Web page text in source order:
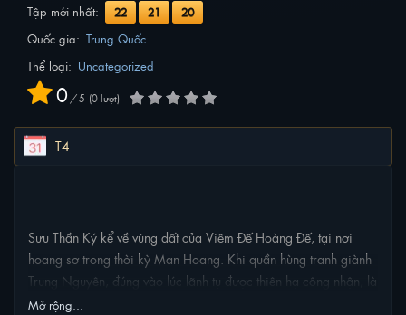
Tập mới nhất: 22 21 20
Quốc gia: Trung Quốc
Thể loại: Uncategorized
0 / 5 0lượt
T4
Sưu Thần Ký kể về vùng đất của Viêm Đế Hoàng Đế, tại nơi
hoang sơ trong thời kỳ Man Hoang. Khi quần hùng tranh giành
Trung Nguyên, đúng vào lúc lãnh tụ được thiên hạ công nhận, là
Thần Nông Đế qua đời, thì các tộc quần hùng Kim, Mộc, Thủy,
Mở rộng...